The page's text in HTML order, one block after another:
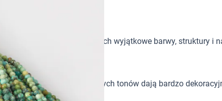
w biżuterii handmade. Ich wyjątkowe barwy, struktury i
przejścia zieleni i turkusowych tonów dają bardzo
charakterze.